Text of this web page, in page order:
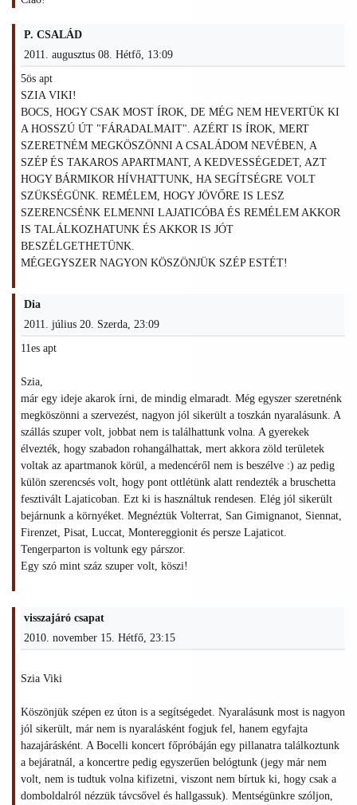
P. CSALÁD
2011. augusztus 08. Hétfő, 13:09
5ös apt
SZIA VIKI!
BOCS, HOGY CSAK MOST ÍROK, DE MÉG NEM HEVERTÜK KI
A HOSSZÚ ÚT "FÁRADALMAIT". AZÉRT IS ÍROK, MERT
SZERETNÉM MEGKÖSZÖNNI A CSALÁDOM NEVÉBEN, A
SZÉP ÉS TAKAROS APARTMANT, A KEDVESSÉGEDET, AZT
HOGY BÁRMIKOR HÍVHATTUNK, HA SEGÍTSÉGRE VOLT
SZÜKSÉGÜNK. REMÉLEM, HOGY JÖVŐRE IS LESZ
SZERENCSÉNK ELMENNI LAJATICÓBA ÉS REMÉLEM AKKOR
IS TALÁLKOZHATUNK ÉS AKKOR IS JÓT
BESZÉLGETHETÜNK.
MÉGEGYSZER NAGYON KÖSZÖNJÜK SZÉP ESTÉT!
Dia
2011. július 20. Szerda, 23:09
11es apt
Szia,
már egy ideje akarok írni, de mindig elmaradt. Még egyszer szeretnénk
megköszönni a szervezést, nagyon jól sikerült a toszkán nyaralásunk. A
szállás szuper volt, jobbat nem is találhattunk volna. A gyerekek
élvezték, hogy szabadon rohangálhattak, mert akkora zöld területek
voltak az apartmanok körül, a medencéről nem is beszélve :) az pedig
külön szerencsés volt, hogy pont ottlétünk alatt rendezték a bruschetta
fesztivált Lajaticoban. Ezt ki is használtuk rendesen. Elég jól sikerült
bejárnunk a környéket. Megnéztük Volterrat, San Gimignanot, Siennat,
Firenzet, Pisat, Luccat, Montereggionit és persze Lajaticot.
Tengerparton is voltunk egy párszor.
Egy szó mint száz szuper volt, köszi!
visszajáró csapat
2010. november 15. Hétfő, 23:15
Szia Viki
Köszönjük szépen ez úton is a segítségedet. Nyaralásunk most is nagyon
jól sikerült, már nem is nyaralásként fogjuk fel, hanem egyfajta
hazajárásként. A Bocelli koncert főpróbáján egy pillanatra találkoztunk
a bejáratnál, a koncertre pedig egyszerűen belógtunk (jegy már nem
volt, nem is tudtuk volna kifizetni, viszont nem bírtuk ki, hogy csak a
domboldalról nézzük távcsővel és hallgassuk). Mentségünkre szóljon,